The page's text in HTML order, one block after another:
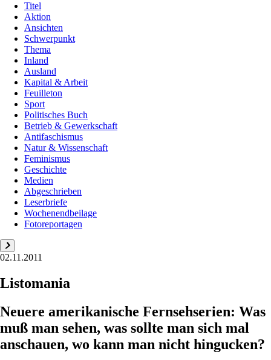
Titel
Aktion
Ansichten
Schwerpunkt
Thema
Inland
Ausland
Kapital & Arbeit
Feuilleton
Sport
Politisches Buch
Betrieb & Gewerkschaft
Antifaschismus
Natur & Wissenschaft
Feminismus
Geschichte
Medien
Abgeschrieben
Leserbriefe
Wochenendbeilage
Fotoreportagen
02.11.2011
Listomania
Neuere amerikanische Fernsehserien: Was
muß man sehen, was sollte man sich mal
anschauen, wo kann man nicht hingucken?